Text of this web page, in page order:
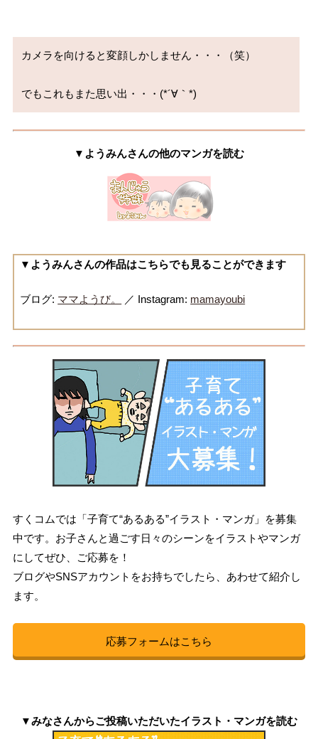
カメラを向けると変顔しかしません・・・（笑）
でもこれもまた思い出・・・(*´∀｀*)
▼ようみんさんの他のマンガを読む
▼ようみんさんの作品はこちらでも見ることができます
ブログ: ママようび。 ／ Instagram: mamayoubi
すくコムでは「子育て“あるある”イラスト・マンガ」を募集
中です。お子さんと過ごす日々のシーンをイラストやマンガ
にしてぜひ、ご応募を！
ブログやSNSアカウントをお持ちでしたら、あわせて紹介し
ます。
応募フォームはこちら
▼みなさんからご投稿いただいたイラスト・マンガを読む